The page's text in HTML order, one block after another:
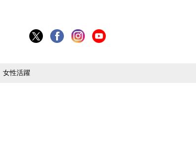
女性活躍